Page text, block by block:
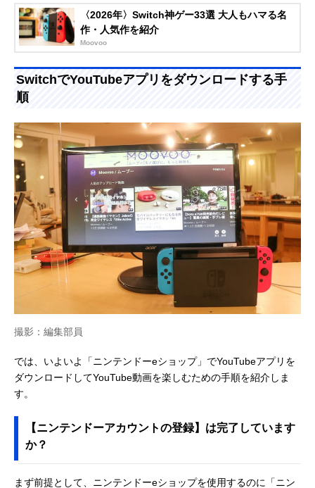
〈2026年〉Switch神ゲー33選 大人もハマる名
作・人気作を紹介
Moovoo
SwitchでYouTubeアプリをダウンロードする手
順
撮影：編集部員
では、いよいよ「ニンテンドーeショップ」でYouTubeアプリを
ダウンロードしてYouTube動画を楽しむための手順を紹介しま
す。
【ニンテンドーアカウントの登録】は完了しています
か？
まず前提として、ニンテンドーeショップを使用するのに「ニン